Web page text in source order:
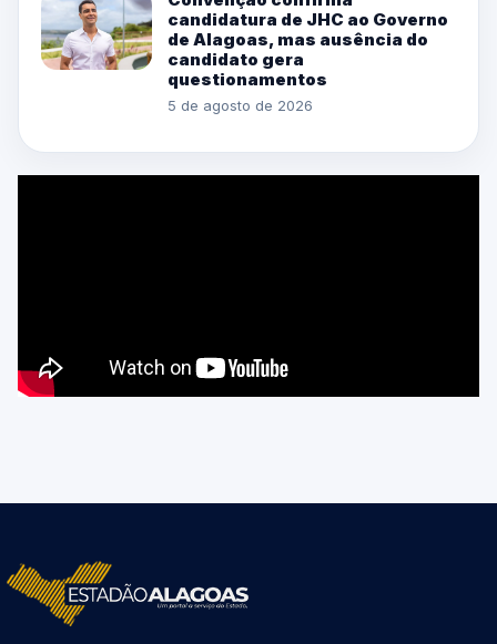
candidatura de JHC ao Governo
de Alagoas, mas ausência do
candidato gera
questionamentos
5 de agosto de 2026